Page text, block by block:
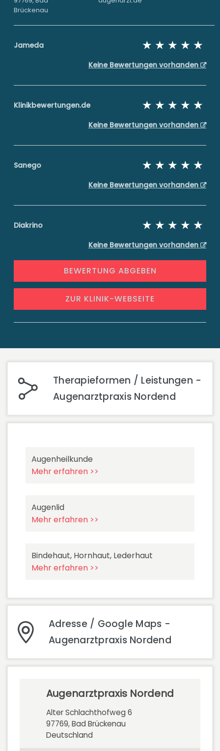
Brückenau
Jameda
Keine Bewertungen vorhanden
Klinikbewertungen.de
Keine Bewertungen vorhanden
Sanego
Keine Bewertungen vorhanden
Diakrino
Keine Bewertungen vorhanden
BEWERTUNG ABGEBEN
ZUR KLINIK-WEBSEITE
Therapieformen / Leistungen -
Augenarztpraxis Nordend
Augenheilkunde
Mehr erfahren >>
Augenlid
Mehr erfahren >>
Bindehaut, Hornhaut, Lederhaut
Mehr erfahren >>
Adresse / Google Maps -
Augenarztpraxis Nordend
Augenarztpraxis Nordend
Alter Schlachthofweg 6
97769, Bad Brückenau
Deutschland